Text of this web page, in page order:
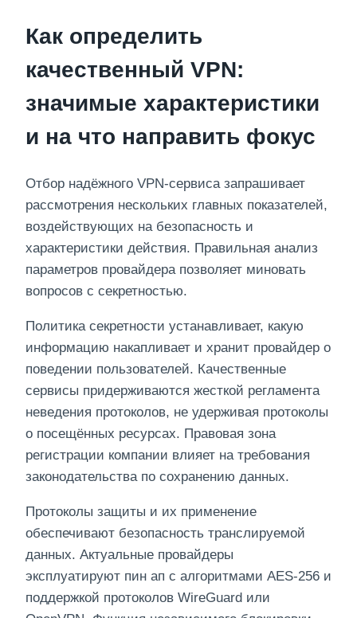
Как определить
качественный VPN:
значимые характеристики
и на что направить фокус
Отбор надёжного VPN-сервиса запрашивает
рассмотрения нескольких главных показателей,
воздействующих на безопасность и
характеристики действия. Правильная анализ
параметров провайдера позволяет миновать
вопросов с секретностью.
Политика секретности устанавливает, какую
информацию накапливает и хранит провайдер о
поведении пользователей. Качественные
сервисы придерживаются жесткой регламента
неведения протоколов, не удерживая протоколы
о посещённых ресурсах. Правовая зона
регистрации компании влияет на требования
законодательства по сохранению данных.
Протоколы защиты и их применение
обеспечивают безопасность транслируемой
данных. Актуальные провайдеры
эксплуатируют пин ап с алгоритмами AES-256 и
поддержкой протоколов WireGuard или